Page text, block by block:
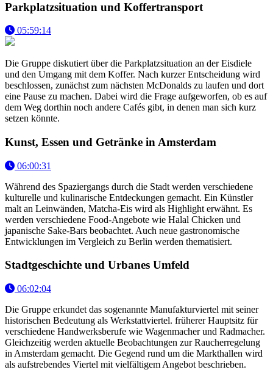
Parkplatzsituation und Koffertransport
05:59:14
Die Gruppe diskutiert über die Parkplatzsituation an der Eisdiele
und den Umgang mit dem Koffer. Nach kurzer Entscheidung wird
beschlossen, zunächst zum nächsten McDonalds zu laufen und dort
eine Pause zu machen. Dabei wird die Frage aufgeworfen, ob es auf
dem Weg dorthin noch andere Cafés gibt, in denen man sich kurz
setzen könnte.
Kunst, Essen und Getränke in Amsterdam
06:00:31
Während des Spaziergangs durch die Stadt werden verschiedene
kulturelle und kulinarische Entdeckungen gemacht. Ein Künstler
malt an Leinwänden, Matcha-Eis wird als Highlight erwähnt. Es
werden verschiedene Food-Angebote wie Halal Chicken und
japanische Sake-Bars beobachtet. Auch neue gastronomische
Entwicklungen im Vergleich zu Berlin werden thematisiert.
Stadtgeschichte und Urbanes Umfeld
06:02:04
Die Gruppe erkundet das sogenannte Manufakturviertel mit seiner
historischen Bedeutung als Werkstattviertel. früherer Hauptsitz für
verschiedene Handwerksberufe wie Wagenmacher und Radmacher.
Gleichzeitig werden aktuelle Beobachtungen zur Raucherregelung
in Amsterdam gemacht. Die Gegend rund um die Markthallen wird
als aufstrebendes Viertel mit vielfältigem Angebot beschrieben.